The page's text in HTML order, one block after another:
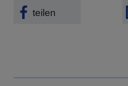
teilen